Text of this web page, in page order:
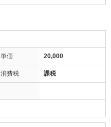
単価 20,000
消費税 課税